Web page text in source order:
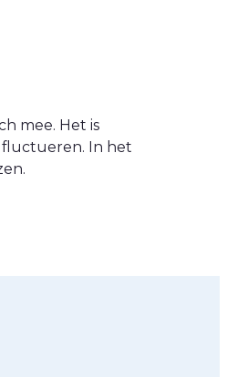
mee. Het is
fluctueren. In het